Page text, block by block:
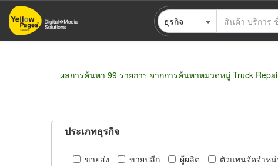
ข้าม
ไป
ธุรกิจ
ผลการค้นหา 99 รายการ จากการค้นหาหมวดหมู่ Truck
ประเภทธุรกิจ
ขายส่ง ขายปลีก ผู้ผลิต ตัวแทนจัดจำหน่